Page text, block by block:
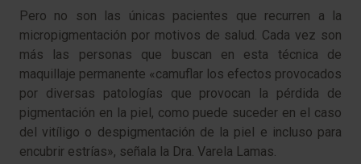
Pero no son las únicas pacientes que recurren a la
micropigmentación por motivos de salud. Cada vez son
más las personas que buscan en esta técnica de
maquillaje permanente «camuflar los efectos provocados
por diversas patologías que provocan la pérdida de
pigmentación en la piel, como puede suceder en el caso
del vitíligo o despigmentación de la piel e incluso para
encubrir estrías», señala la Dra. Varela Lamas.